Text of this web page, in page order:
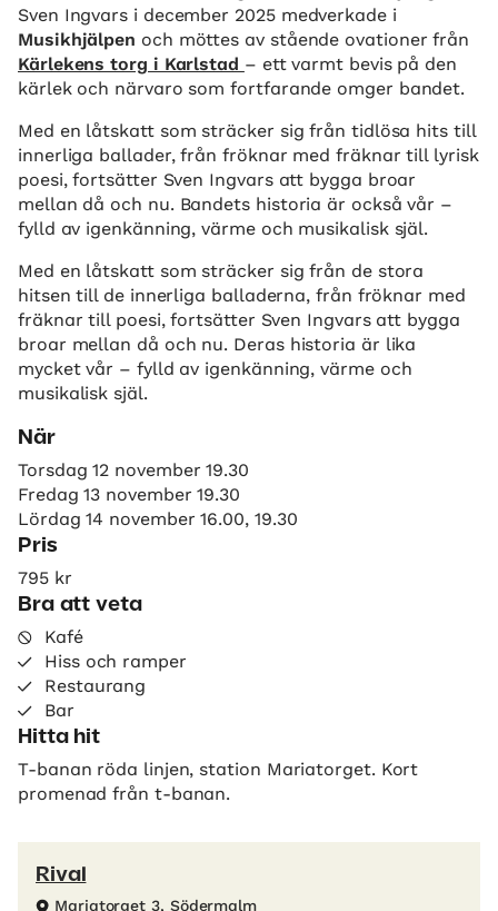
Sven Ingvars i december 2025 medverkade i
Musikhjälpen och möttes av stående ovationer från
Kärlekens torg i Karlstad – ett varmt bevis på den
kärlek och närvaro som fortfarande omger bandet.
Med en låtskatt som sträcker sig från tidlösa hits till
innerliga ballader, från fröknar med fräknar till lyrisk
poesi, fortsätter Sven Ingvars att bygga broar
mellan då och nu. Bandets historia är också vår –
fylld av igenkänning, värme och musikalisk själ.
Med en låtskatt som sträcker sig från de stora
hitsen till de innerliga balladerna, från fröknar med
fräknar till poesi, fortsätter Sven Ingvars att bygga
broar mellan då och nu. Deras historia är lika
mycket vår – fylld av igenkänning, värme och
musikalisk själ.
När
Torsdag 12 november 19.30
Fredag 13 november 19.30
Lördag 14 november 16.00, 19.30
Pris
795 kr
Bra att veta
Kafé
Hiss och ramper
Restaurang
Bar
Hitta hit
T-banan röda linjen, station Mariatorget. Kort
promenad från t-banan.
Rival
Mariatorget 3, Södermalm